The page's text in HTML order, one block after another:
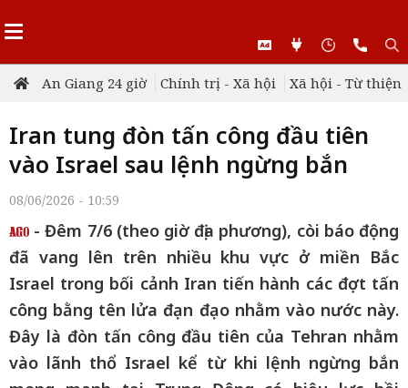
An Giang 24 giờ Chính trị - Xã hội Xã hội - Từ thiện
Iran tung đòn tấn công đầu tiên
vào Israel sau lệnh ngừng bắn
08/06/2026 - 10:59
- Đêm 7/6 (theo giờ địa phương), còi báo động
đã vang lên trên nhiều khu vực ở miền Bắc
Israel trong bối cảnh Iran tiến hành các đợt tấn
công bằng tên lửa đạn đạo nhằm vào nước này.
Đây là đòn tấn công đầu tiên của Tehran nhằm
vào lãnh thổ Israel kể từ khi lệnh ngừng bắn